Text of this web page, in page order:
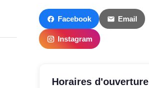
Facebook Email
Instagram
Horaires d'ouverture